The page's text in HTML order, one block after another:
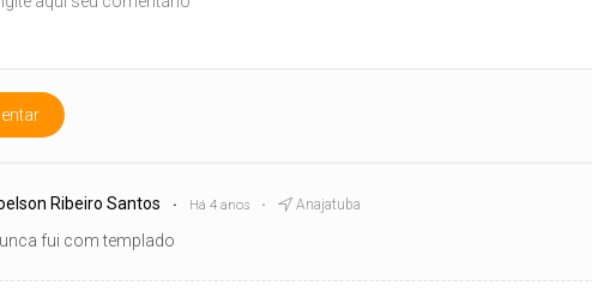
Ribeiro Santos Há 4 anos Anajatuba
fui com templado